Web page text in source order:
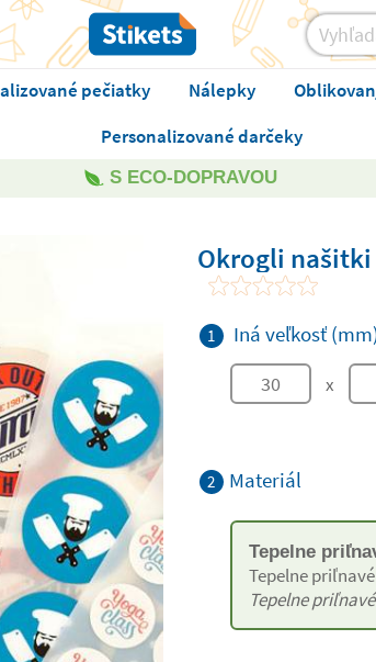
pečiatky Nálepky
Personalizované darčeky
S ECO-DOPRAVOU
Okrogli
1 Iná veľkosť
x
2 Materiál
Tepelne
Tepelne priľnavé
Tepelne priľnavé